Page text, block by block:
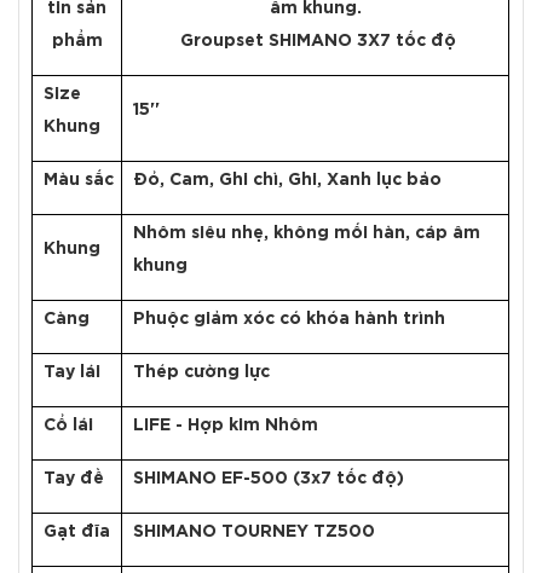
tin sản
phẩm
âm khung.
Groupset SHIMANO 3X7 tốc độ
Size
Khung
15''
Màu sắc Đỏ, Cam, Ghi chì, Ghi, Xanh lục bảo
Khung
Nhôm siêu nhẹ, không mối hàn, cáp âm
khung
Càng Phuộc giảm xóc có khóa hành trình
Tay lái Thép cường lực
Cổ lái LIFE - Hợp kim Nhôm
Tay đề SHIMANO EF-500 (3x7 tốc độ)
Gạt đĩa SHIMANO TOURNEY TZ500